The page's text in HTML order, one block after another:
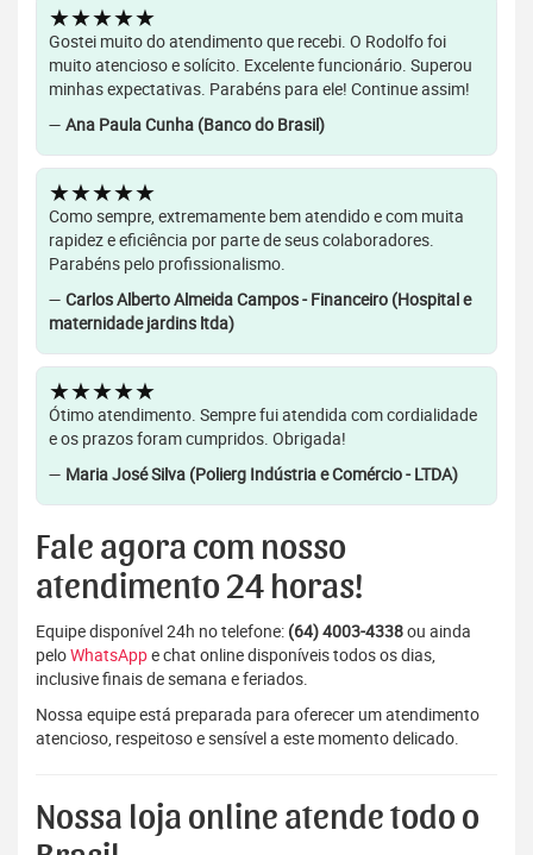
★★★★★
Gostei muito do atendimento que recebi. O Rodolfo foi
muito atencioso e solícito. Excelente funcionário. Superou
minhas expectativas. Parabéns para ele! Continue assim!
— Ana Paula Cunha (Banco do Brasil)
★★★★★
Como sempre, extremamente bem atendido e com muita
rapidez e eficiência por parte de seus colaboradores.
Parabéns pelo profissionalismo.
— Carlos Alberto Almeida Campos - Financeiro (Hospital e
maternidade jardins ltda)
★★★★★
Ótimo atendimento. Sempre fui atendida com cordialidade
e os prazos foram cumpridos. Obrigada!
— Maria José Silva (Polierg Indústria e Comércio - LTDA)
Fale agora com nosso
atendimento 24 horas!
Equipe disponível 24h no telefone: (64) 4003-4338ou ainda
peloWhatsAppe chat online disponíveis todos os dias,
inclusive finais de semana e feriados.
Nossa equipe está preparada para oferecer um atendimento
atencioso, respeitoso e sensível a este momento delicado.
Nossa loja online atende todo o